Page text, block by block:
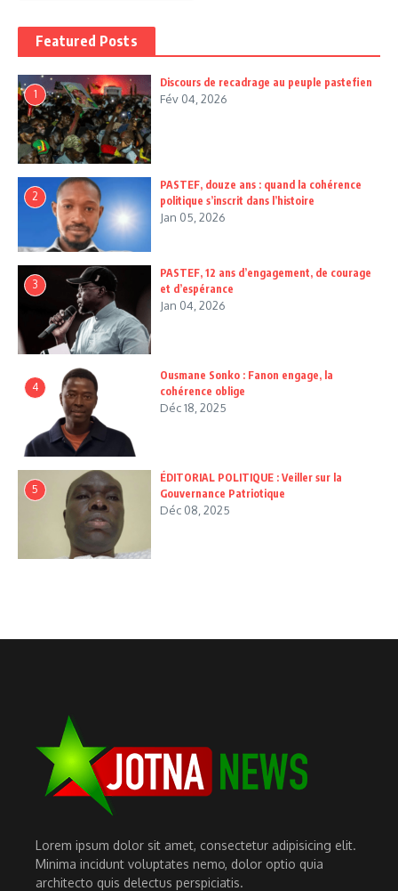
Featured Posts
1
Discours de recadrage au peuple pastefien
Fév 04, 2026
2
PASTEF, douze ans : quand la cohérence
politique s’inscrit dans l’histoire
Jan 05, 2026
3
PASTEF, 12 ans d’engagement, de courage
et d’espérance
Jan 04, 2026
4
Ousmane Sonko : Fanon engage, la
cohérence oblige
Déc 18, 2025
5
ÉDITORIAL POLITIQUE : Veiller sur la
Gouvernance Patriotique
Déc 08, 2025
Lorem ipsum dolor sit amet, consectetur adipisicing elit.
Minima incidunt voluptates nemo, dolor optio quia
architecto quis delectus perspiciatis.